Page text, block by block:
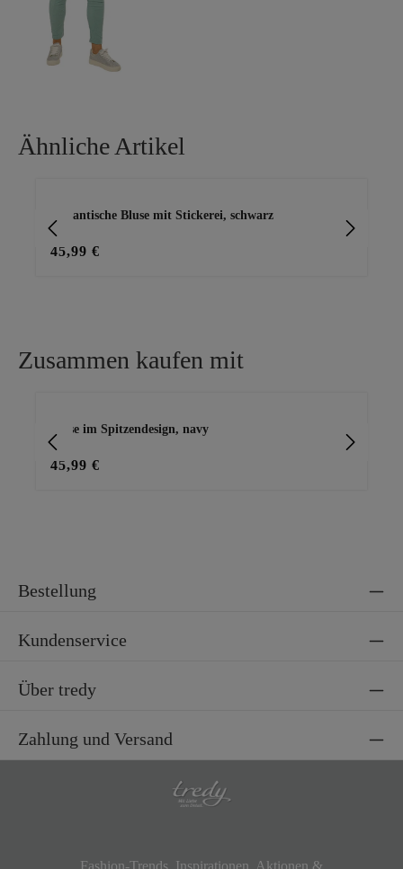
Ähnliche Artikel
romantische Bluse mit Stickerei, schwarz
45,99 €
Zusammen kaufen mit
Bluse im Spitzendesign, navy
45,99 €
Bestellung
Kundenservice
Über tredy
Zahlung und Versand
Fashion-Trends, Inspirationen, Aktionen &